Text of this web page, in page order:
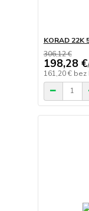
KORAD 22K
306,12 €
198,28 €/
161,20 € bez